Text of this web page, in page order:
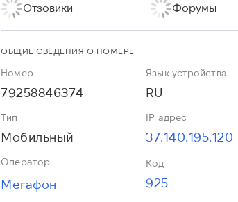
Отзовики Форумы
ОБЩИЕ СВЕДЕНИЯ О НОМЕРЕ
Номер
79258846374
Язык устройства
RU
Тип
Мобильный
IP адрес
37.140.195.120
Оператор
Мегафон
Код
925